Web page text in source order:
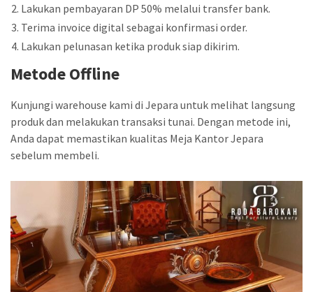
Lakukan pembayaran DP 50% melalui transfer bank.
Terima invoice digital sebagai konfirmasi order.
Lakukan pelunasan ketika produk siap dikirim.
Metode Offline
Kunjungi warehouse kami di Jepara untuk melihat langsung
produk dan melakukan transaksi tunai. Dengan metode ini,
Anda dapat memastikan kualitas Meja Kantor Jepara
sebelum membeli.